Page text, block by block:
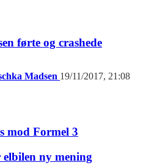
førte og crashede
Madsen 19/11/2017, 21:08
mod Formel 3
ny mening